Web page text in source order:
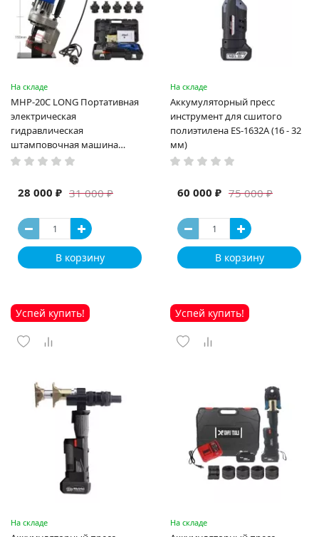
На складе
MHP-20C LONG Портативная
электрическая
гидравлическая
штамповочная машина
высокая мощность и мощный
машина
31 000 ₽
28 000 ₽
В корзину
На складе
Аккумуляторный пресс
инструмент для сшитого
полиэтилена ES-1632A (16 - 32
мм)
75 000 ₽
60 000 ₽
В корзину
Успей купить!
На складе
Успей купить!
На складе